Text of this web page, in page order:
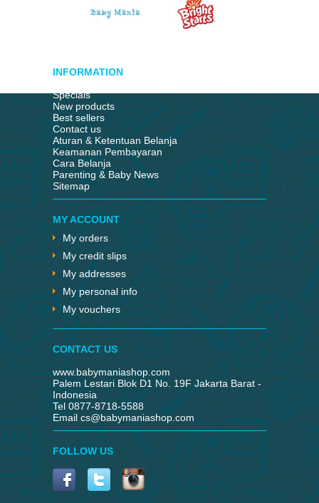
INFORMATION
Specials
New products
Best sellers
Contact us
Aturan & Ketentuan Belanja
Keamanan Pembayaran
Cara Belanja
Parenting & Baby News
Sitemap
MY ACCOUNT
My orders
My credit slips
My addresses
My personal info
My vouchers
CONTACT US
www.babymaniashop.com
Palem Lestari Blok D1 No. 19F Jakarta Barat -
Indonesia
Tel 0877-8718-5588
Email cs@babymaniashop.com
FOLLOW US